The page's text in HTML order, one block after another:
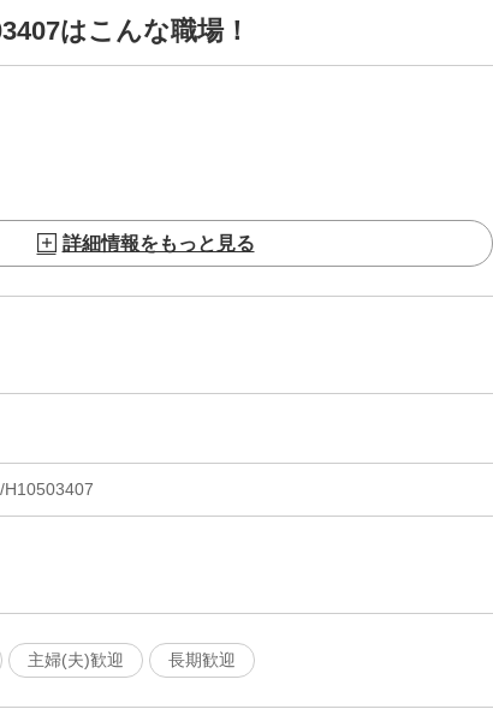
はこんな職場！
詳細情報をもっと見る
H10503407
主婦(夫)歓迎 長期歓迎